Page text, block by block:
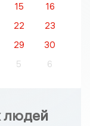
15
16
22
23
29
30
5 6
людей